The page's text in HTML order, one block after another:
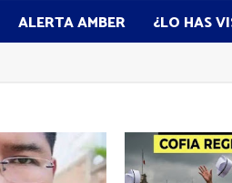
ALERTA AMBER ¿LO HAS